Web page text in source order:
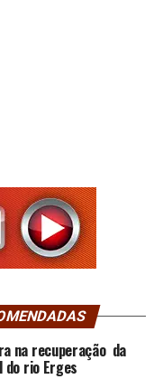
na recuperação da
do rio Erges